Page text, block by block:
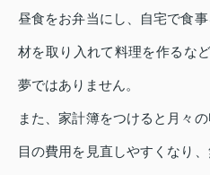
昼食をお弁当にし、自宅で食
材を取り入れて料理を作るな
夢ではありません。
また、家計簿をつけると月々
目の費用を見直しやすくなり